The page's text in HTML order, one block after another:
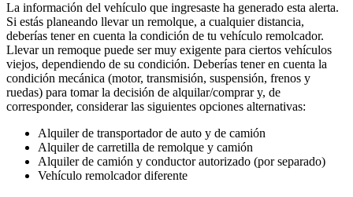
La información del vehículo que ingresaste ha generado esta alerta.
Si estás planeando llevar un remolque, a cualquier distancia,
deberías tener en cuenta la condición de tu vehículo remolcador.
Llevar un remoque puede ser muy exigente para ciertos vehículos
viejos, dependiendo de su condición. Deberías tener en cuenta la
condición mecánica (motor, transmisión, suspensión, frenos y
ruedas) para tomar la decisión de alquilar/comprar y, de
corresponder, considerar las siguientes opciones alternativas:
Alquiler de transportador de auto y de camión
Alquiler de carretilla de remolque y camión
Alquiler de camión y conductor autorizado (por separado)
Vehículo remolcador diferente